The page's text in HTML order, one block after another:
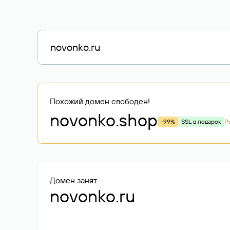
Похожий домен свободен!
novonko.shop -99% SSL в подарок
Домен занят
novonko.ru